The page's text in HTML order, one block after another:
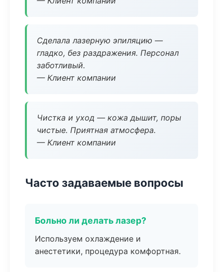
Сделала лазерную эпиляцию —
гладко, без раздражения. Персонал
заботливый.
— Клиент компании
Чистка и уход — кожа дышит, поры
чистые. Приятная атмосфера.
— Клиент компании
Часто задаваемые вопросы
Больно ли делать лазер?
Используем охлаждение и
анестетики, процедура комфортная.